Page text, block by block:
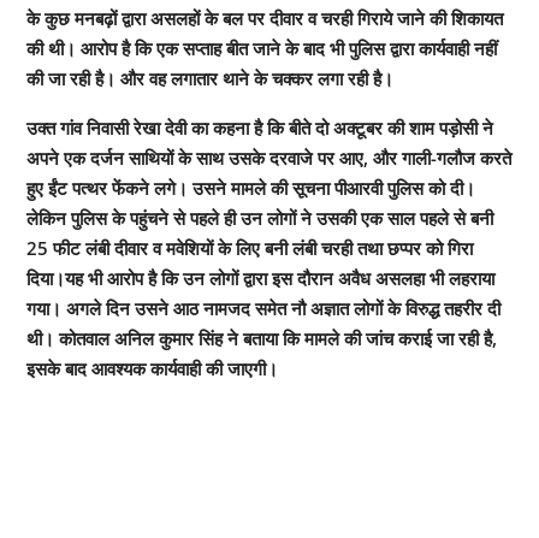
के कुछ मनबढ़ों द्वारा असलहों के बल पर दीवार व चरही गिराये जाने की शिकायत
की थी। आरोप है कि एक सप्ताह बीत जाने के बाद भी पुलिस द्वारा कार्यवाही नहीं
की जा रही है। और वह लगातार थाने के चक्कर लगा रही है।
उक्त गांव निवासी रेखा देवी का कहना है कि बीते दो अक्टूबर की शाम पड़ोसी ने
अपने एक दर्जन साथियों के साथ उसके दरवाजे पर आए, और गाली-गलौज करते
हुए ईंट पत्थर फेंकने लगे। उसने मामले की सूचना पीआरवी पुलिस को दी।
लेकिन पुलिस के पहुंचने से पहले ही उन लोगों ने उसकी एक साल पहले से बनी
25 फीट लंबी दीवार व मवेशियों के लिए बनी लंबी चरही तथा छप्पर को गिरा
दिया।यह भी आरोप है कि उन लोगों द्वारा इस दौरान अवैध असलहा भी लहराया
गया। अगले दिन उसने आठ नामजद समेत नौ अज्ञात लोगों के विरुद्ध तहरीर दी
थी। कोतवाल अनिल कुमार सिंह ने बताया कि मामले की जांच कराई जा रही है,
इसके बाद आवश्यक कार्यवाही की जाएगी।